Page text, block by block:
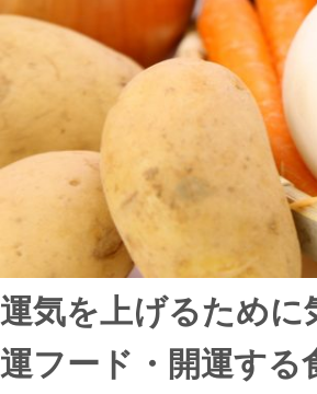
運気を上げるため
運フード・開運する